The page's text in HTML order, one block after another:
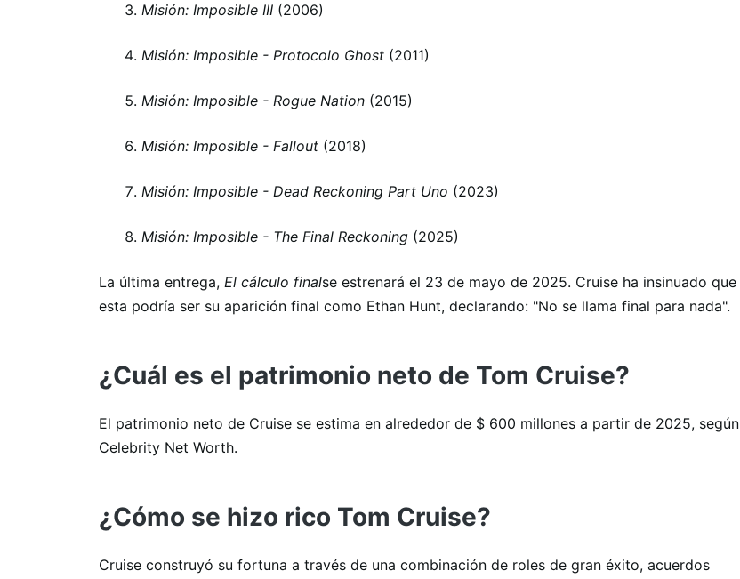
Misión: Imposible III (2006)
Misión: Imposible - Protocolo Ghost (2011)
Misión: Imposible - Rogue Nation (2015)
Misión: Imposible - Fallout (2018)
Misión: Imposible - Dead Reckoning Part Uno (2023)
Misión: Imposible - The Final Reckoning (2025)
La última entrega, El cálculo finalse estrenará el 23 de mayo de 2025. Cruise ha insinuado que
esta podría ser su aparición final como Ethan Hunt, declarando: "No se llama final para nada".
¿Cuál es el patrimonio neto de Tom Cruise?
El patrimonio neto de Cruise se estima en alrededor de $ 600 millones a partir de 2025, según
Celebrity Net Worth.
¿Cómo se hizo rico Tom Cruise?
Cruise construyó su fortuna a través de una combinación de roles de gran éxito, acuerdos